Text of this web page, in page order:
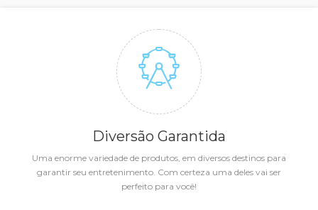
Diversão Garantida
Uma enorme variedade de produtos, em diversos destinos para
garantir seu entretenimento. Com certeza uma deles vai ser
perfeito para você!